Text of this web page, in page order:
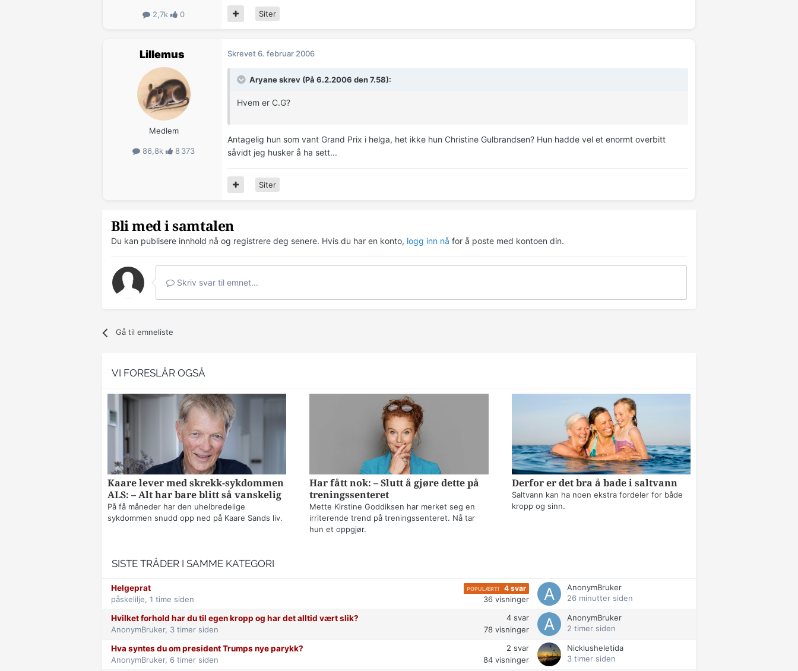
2,7k 0 Siter
Lillemus
Medlem
86,8k 8 373
Skrevet6. februar 2006
Aryane skrev (På 6.2.2006 den 7.58):
Hvem er C.G?
Antagelig hun som vant Grand Prix i helga, het ikke hun Christine Gulbrandsen? Hun hadde vel et enormt overbitt
såvidt jeg husker å ha sett...
Siter
Bli med i samtalen
Du kan publisere innhold nå og registrere deg senere. Hvis du har en konto, logg inn nå for å poste med kontoen din.
Skriv svar til emnet...
Gå til emneliste
VI FORESLÅR OGSÅ
Kaare lever med skrekk-sykdommen
ALS: – Alt har bare blitt så vanskelig
På få måneder har den uhelbredelige
sykdommen snudd opp ned på Kaare Sands liv.
Har fått nok: – Slutt å gjøre dette på
treningssenteret
Mette Kirstine Goddiksen har merket seg en
irriterende trend på treningssenteret. Nå tar
hun et oppgjør.
Derfor er det bra å bade i saltvann
Saltvann kan ha noen ekstra fordeler for både
kropp og sinn.
SISTE TRÅDER I SAMME KATEGORI
Helgeprat
påskelilje, 1 time siden
4 svar
36 visninger
AnonymBruker
26 minutter siden
Hvilket forhold har du til egen kropp og har det alltid vært slik?
AnonymBruker, 3 timer siden
4 svar
78 visninger
AnonymBruker
2 timer siden
Hva syntes du om president Trumps nye parykk?
AnonymBruker, 6 timer siden
2 svar
84 visninger
Nicklusheletida
3 timer siden